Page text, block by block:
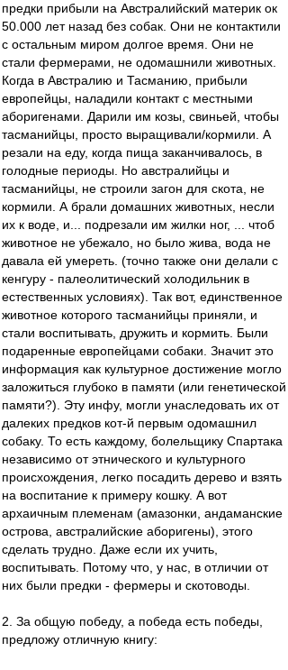
предки прибыли на Австралийский материк ок
50.000 лет назад без собак. Они не контактили
с остальным миром долгое время. Они не
стали фермерами, не одомашнили животных.
Когда в Австралию и Тасманию, прибыли
европейцы, наладили контакт с местными
аборигенами. Дарили им козы, свиньей, чтобы
тасманийцы, просто выращивали/кормили. А
резали на еду, когда пища заканчивалось, в
голодные периоды. Но австралийцы и
тасманийцы, не строили загон для скота, не
кормили. А брали домашних животных, несли
их к воде, и... подрезали им жилки ног, ... чтоб
животное не убежало, но было жива, вода не
давала ей умереть. (точно также они делали с
кенгуру - палеолитический холодильник в
естественных условиях). Так вот, единственное
животное которого тасманийцы приняли, и
стали воспитывать, дружить и кормить. Были
подаренные европейцами собаки. Значит это
информация как культурное достижение могло
заложиться глубоко в памяти (или генетической
памяти?). Эту инфу, могли унаследовать их от
далеких предков кот-й первым одомашнил
собаку. То есть каждому, болельщику Спартака
независимо от этнического и культурного
происхождения, легко посадить дерево и взять
на воспитание к примеру кошку. А вот
архаичным племенам (амазонки, андаманские
острова, австралийские аборигены), этого
сделать трудно. Даже если их учить,
воспитывать. Потому что, у нас, в отличии от
них были предки - фермеры и скотоводы.
2. За общую победу, а победа есть победы,
предложу отличную книгу: